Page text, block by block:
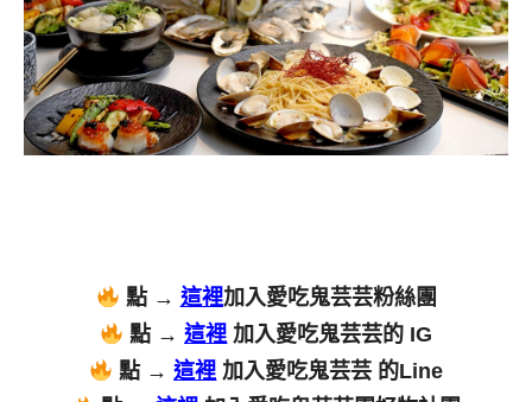
點 → 這裡加入愛吃鬼芸芸粉絲團
點 →這裡 加入愛吃鬼芸芸的 IG
點 →這裡 加入愛吃鬼芸芸 的Line